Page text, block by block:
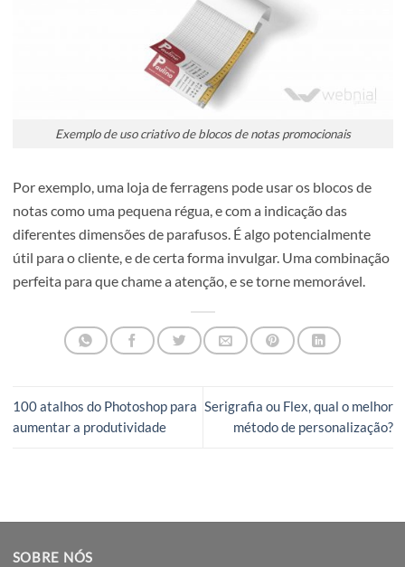
atraindo assim novos clientes e impulsionando vendas.
Aposte na criatividade
A criatividade é um factor decisivo em todas as peças
pequenos detalhes fazem uma grande diferença.
Aqui não há uma regra a ser seguida. Pelo contrário,
ter em conta algo único acerca da marca para criar um
chamativo.
Por exemplo, uma loja de ferragens pode usar os blocos
notas como uma pequena régua, e com a indicação das